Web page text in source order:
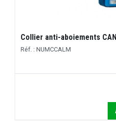
Collier anti-aboiements
Réf. : NUMCCALM